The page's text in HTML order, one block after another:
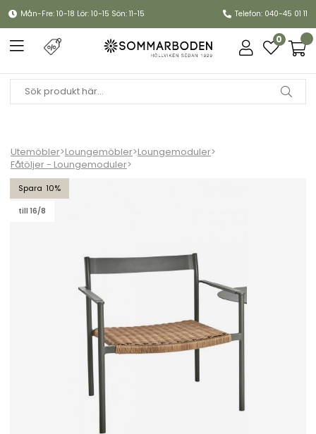
Mån-Fre: 10-18 Lör: 10-15 Sön: 11-15 Telefon: 040-45 01 11
0
Utemöbler>Loungemöbler>Loungemoduler>
Fåtöljer - Loungemoduler>
10
till 16/8
DK fåtölj - nordic green/natur